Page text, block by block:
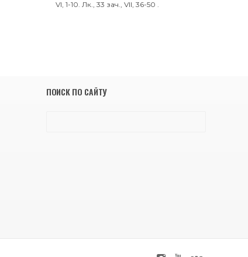
VI, 1-10. Лк., 33 зач., VII, 36-50 .
ПОИСК ПО САЙТУ